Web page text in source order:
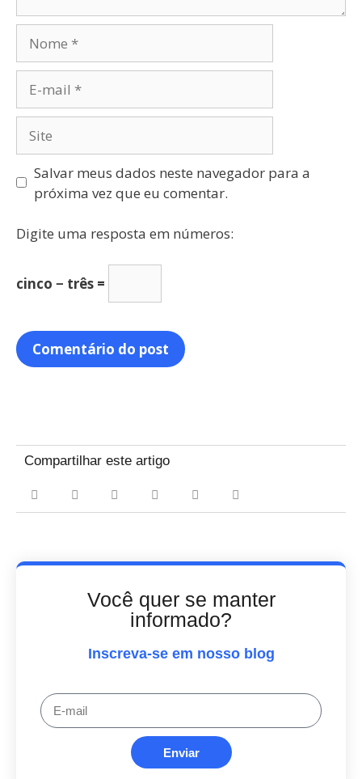
Salvar meus dados neste navegador para a
próxima vez que eu comentar.
Digite uma resposta em números:
cinco − três =
Compartilhar este artigo
Você quer se manter
informado?
Inscreva-se em nosso blog
Enviar